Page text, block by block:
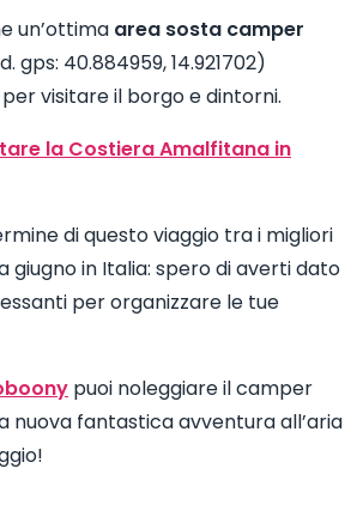
un’ottima area sosta camper
gps: 40.884959, 14.921702)
visitare il borgo e dintorni.
la Costiera Amalfitana in
di questo viaggio tra i migliori
giugno in Italia: spero di averti dato
per organizzare le tue
puoi noleggiare il camper
nuova fantastica avventura all’aria